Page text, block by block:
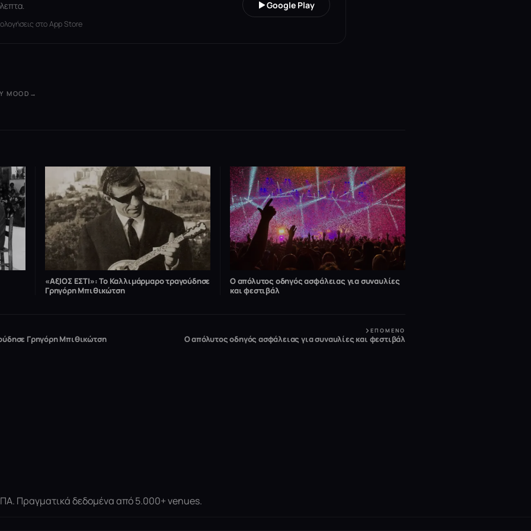
στο App Store
Google Play
→
«ΑξΙΟΣ ΕΣΤΙ»: Το Καλλιμάρμαρο τραγούδησε
Γρηγόρη Μπιθικώτση
Ο απόλυτος οδηγός ασφάλειας για συναυλίες
και φεστιβάλ
Γρηγόρη Μπιθικώτση
ΕΠΌΜΕΝΟ
Ο απόλυτος οδηγός ασφάλειας για συναυλίες και φεστιβάλ
Πραγματικά δεδομένα από 5.000+ venues.